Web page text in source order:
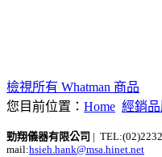
檢視所有 Whatman 商品
您目前位置： Home 經銷
勁翔儀器有限公司 |
mail:hsieh.hank@msa.hinet.net